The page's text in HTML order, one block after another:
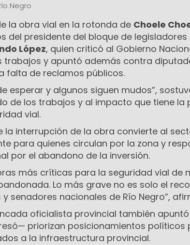
Negro
la obra vial en la rotonda de Choele
del presidente del bloque de legisladores
López, quien criticó al Gobierno
trabajos y apuntó además contra
falta de reclamos públicos.
esperar y algunos siguen mudos”,
de los trabajos y al impacto que tiene la
vial.
la interrupción de la obra convierte al
para quienes circulan por la zona y
por el abandono de la inversión.
más críticas para la seguridad vial de
Lo más grave no es solo el
senadores nacionales de Río Negro”,
oficialista provincial también
priorizan posicionamientos políticos
a la infraestructura provincial.